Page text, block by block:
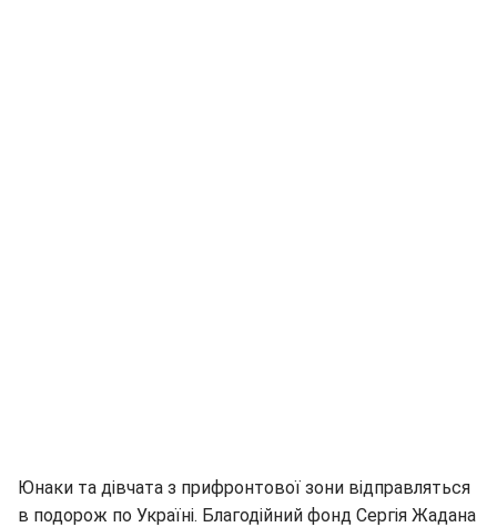
Юнаки та дівчата з прифронтової зони відправляться
в подорож по Україні. Благодійний фонд Сергія Жадана